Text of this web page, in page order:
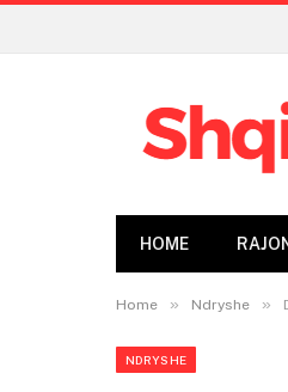
HOME
Home » Ndryshe »
NDRYSHE